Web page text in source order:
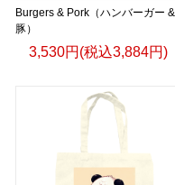
Burgers & Pork（ハンバーガー &
豚）
3,530円(税込3,884円)